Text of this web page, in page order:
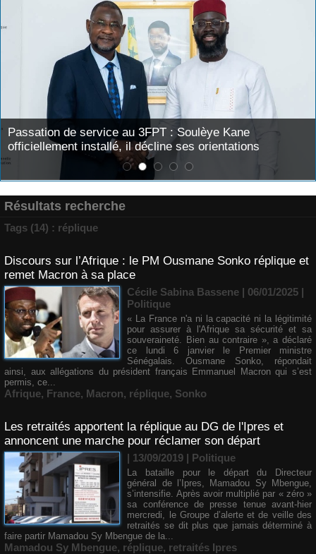
Passation de service au 3FPT : Soulèye Kane
officiellement installé, il décline ses orientations
Résultats recherche
Tags (14) : réplique
Discours sur l’Afrique : le PM Ousmane Sonko réplique et
remet Macron à sa place
Cécile Sabina Bassene | 06/01/2025 |
Politique
« La France n'a ni la capacité ni la légitimité
pour assurer à l'Afrique sa sécurité et sa
souveraineté. Bien au contraire », a déclaré
ce lundi 6 janvier le Premier ministre
Sénégalais. Ousmane Sonko, répondait
ainsi, aux allégations du président français Emmanuel Macron qui s’est
permis, ce...
Afrique, France, Macron, réplique, Sonko
Les retraités apportent la réplique au DG de l'Ipres et
annoncent une marche pour réclamer son départ
| 13/09/2019 | Politique
La bataille pour le départ du Directeur
général de l’Ipres, Mamadou Sy Mbengue,
s’intensifie. Après avoir multiplié par « zéro »
sa conférence de presse tenue avant-hier
mercredi, le Groupe d’alerte et de veille des
retraités se dit plus que jamais déterminé à
faire partir Mamadou Sy Mbengue de la...
Mamadou Sy Mbengue, réplique, retraités Ipres